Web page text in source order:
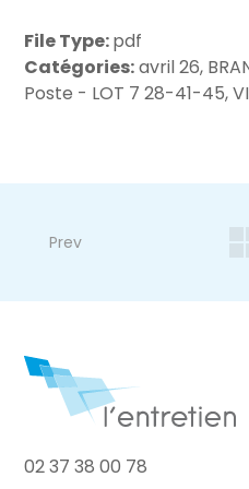
File Type:pdf
Catégories:avril 26,
Poste - LOT 7 28-41-45,
Prev
02 37 38 00 78